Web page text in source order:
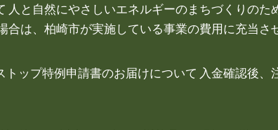
人と自然にやさしいエネルギーのまちづくりの
合は、柏崎市が実施している事業の費用に充当さ
トップ特例申請書のお届けについて 入金確認後